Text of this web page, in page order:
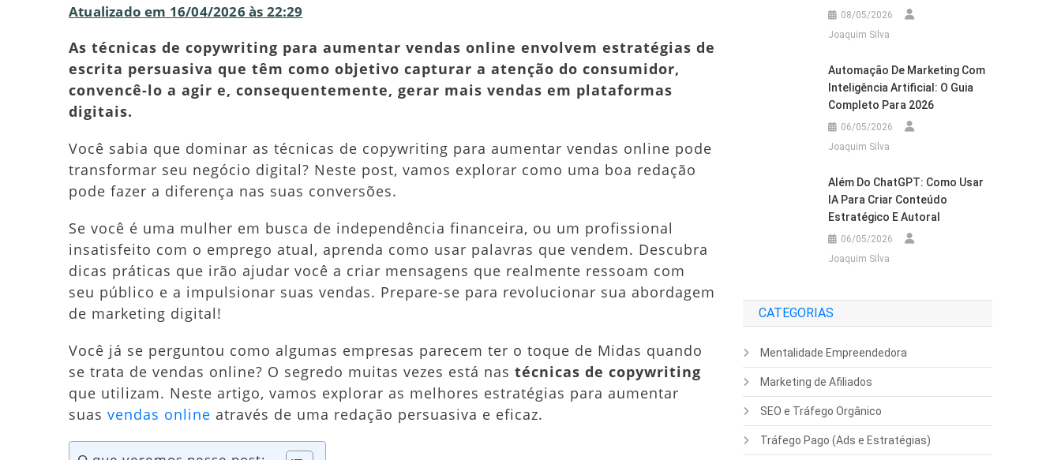
Guia
Completo
Atualizado em 16/04/2026 às 22:29
As técnicas de copywriting para aumentar vendas online envolvem estratégias de
escrita persuasiva que têm como objetivo capturar a atenção do consumidor,
convencê-lo a agir e, consequentemente, gerar mais vendas em plataformas
digitais.
Você sabia que dominar as técnicas de copywriting para aumentar vendas online pode
transformar seu negócio digital? Neste post, vamos explorar como uma boa redação
pode fazer a diferença nas suas conversões.
Se você é uma mulher em busca de independência financeira, ou um profissional
insatisfeito com o emprego atual, aprenda como usar palavras que vendem. Descubra
dicas práticas que irão ajudar você a criar mensagens que realmente ressoam com
seu público e a impulsionar suas vendas. Prepare-se para revolucionar sua abordagem
de marketing digital!
Você já se perguntou como algumas empresas parecem ter o toque de Midas quando
se trata de vendas online? O segredo muitas vezes está nas técnicas de copywriting
que utilizam. Neste artigo, vamos explorar as melhores estratégias para aumentar
suas vendas online através de uma redação persuasiva e eficaz.
08/05/2026
Joaquim Silva
Automação De Marketing Com
Inteligência Artificial: O Guia
Completo Para 2026
06/05/2026
Joaquim Silva
Além Do ChatGPT: Como Usar
IA Para Criar Conteúdo
Estratégico E Autoral
06/05/2026
Joaquim Silva
CATEGORIAS
Mentalidade Empreendedora
Marketing de Afiliados
SEO e Tráfego Orgânico
Tráfego Pago (Ads e Estratégias)